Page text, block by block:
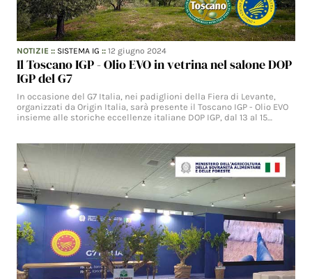
NOTIZIE :: SISTEMA IG ::12 giugno 2024
Il Toscano IGP - Olio EVO in vetrina nel salone DOP
IGP del G7
In occasione del G7 Italia, nei padiglioni della Fiera di Levante,
organizzati da Origin Italia, sarà presente il Toscano IGP - Olio EVO
insieme alle storiche eccellenze italiane DOP IGP, dal 13 al 15…